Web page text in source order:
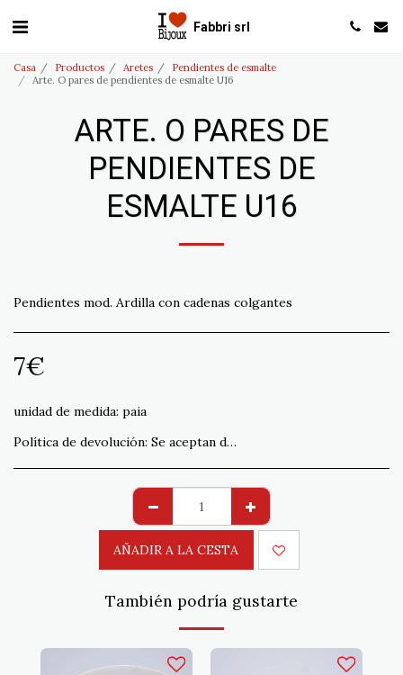
Fabbri srl
Casa Productos Aretes
Pendientes de esmalte
Arte. O pares de pendientes de esmalte U16
ARTE. O PARES DE
PENDIENTES DE
ESMALTE U16
Pendientes mod. Ardilla con cadenas colgantes
7€
unidad de medida: paia
Política de devolución: Se aceptan devoluciones que no cumplan con el pedido en un plazo de 15 días. Envío a cargo del cliente
AÑADIR A LA CESTA
También podría gustarte